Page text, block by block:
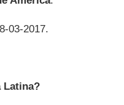
03-2017.
Latina?